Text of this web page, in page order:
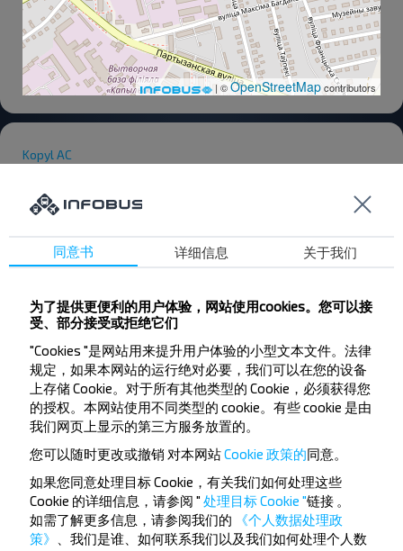
| ©OpenStreetMapcontributors
Kopyl AC
Lenina pl.
M-n Praleska
PMK-194
Raybolnica
Voenkomat
Leshoz
想要更便宜的旅行
同意书 详细信息 关于我们
为了提供更便利的用户体验，网站使用cookies。您可以接
受、部分接受或拒绝它们
"Cookies "是网站用来提升用户体验的小型文本文件。法律
规定，如果本网站的运行绝对必要，我们可以在您的设备
上存储 Cookie。对于所有其他类型的 Cookie，必须获得您
的授权。本网站使用不同类型的 cookie。有些 cookie 是由
我们网页上显示的第三方服务放置的。
您可以随时更改或撤销 对本网站Cookie 政策的同意。
如果您同意处理目标 Cookie，有关我们如何处理这些
Cookie 的详细信息，请参阅 " 处理目标 Cookie "链接
如需了解更多信息，请参阅我们的
《个人数据处理政
策》
、我们是谁、如何联系我们以及我们如何处理个人数